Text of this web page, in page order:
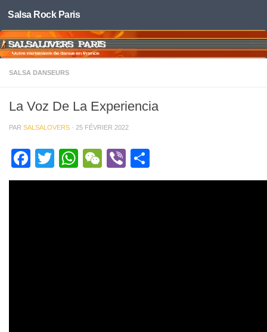
Skip to content
Salsa Rock Paris
SALSA DANSEURS
La Voz De La Experiencia
PAR SALSALOVERS · 25 FÉVRIER 2022
Facebook
TwitterWhatsApp
WeChat
Viber